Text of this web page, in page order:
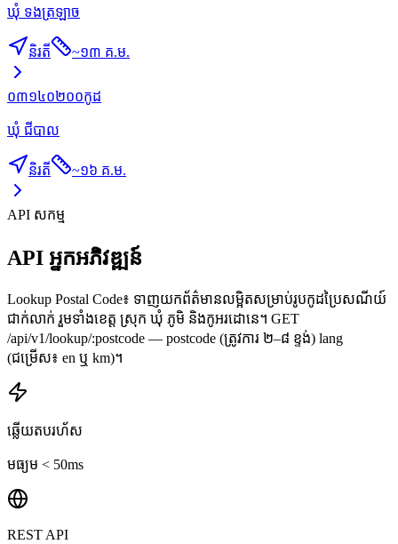
ឃុំ ទងត្រឡាច
និរតី ~១៣ គ.ម.
០៣១៤០២០០កូដ
ឃុំ ជីបាល
និរតី ~១៦ គ.ម.
API សកម្ម
API អ្នកអភិវឌ្ឍន៍
Lookup Postal Code៖ ទាញយកព័ត៌មានលម្អិតសម្រាប់រូបកូដប្រៃសណីយ៍
ជាក់លាក់ រួមទាំងខេត្ត ស្រុក ឃុំ ភូមិ និងកូអរដោនេ។ GET
/api/v1/lookup/:postcode — postcode (ត្រូវការ ២–៨ ខ្ទង់) lang
(ជម្រើស៖ en ឬ km)។
ឆ្លើយតបរហ័ស
មធ្យម < 50ms
REST API